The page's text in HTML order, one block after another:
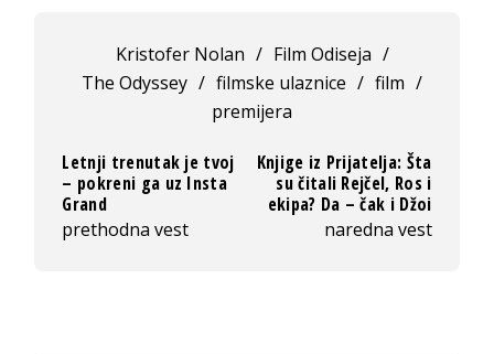
Kristofer Nolan / Film Odiseja /
The Odyssey / filmske ulaznice / film /
premijera
Letnji trenutak je tvoj
– pokreni ga uz Insta
Grand
prethodna vest
Knjige iz Prijatelja: Šta
su čitali Rejčel, Ros i
ekipa? Da – čak i Džoi
naredna vest